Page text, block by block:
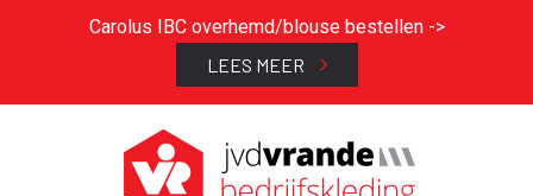
Carolus IBC overhemd/blouse bestellen ->
LEES MEER